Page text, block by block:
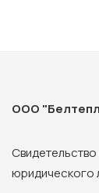
ООО
юридического